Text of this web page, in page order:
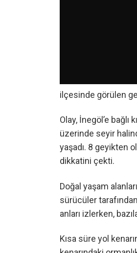
ilçesinde görülen
Olay, İnegöl’e
üzerinde seyir
yaşadı. 8 geyikten
dikkatini çekti.
Doğal yaşam
sürücüler
anları izlerken,
Kısa süre yol